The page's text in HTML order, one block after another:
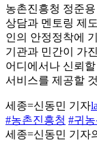
농촌진흥청 정준
상담과 멘토링 제
인의 안정정착에
기관과 민간이 가
어디에서나 신뢰
서비스를 제공할
세종=신동민 기자
#농촌진흥청 #귀
세종=신동민 기자